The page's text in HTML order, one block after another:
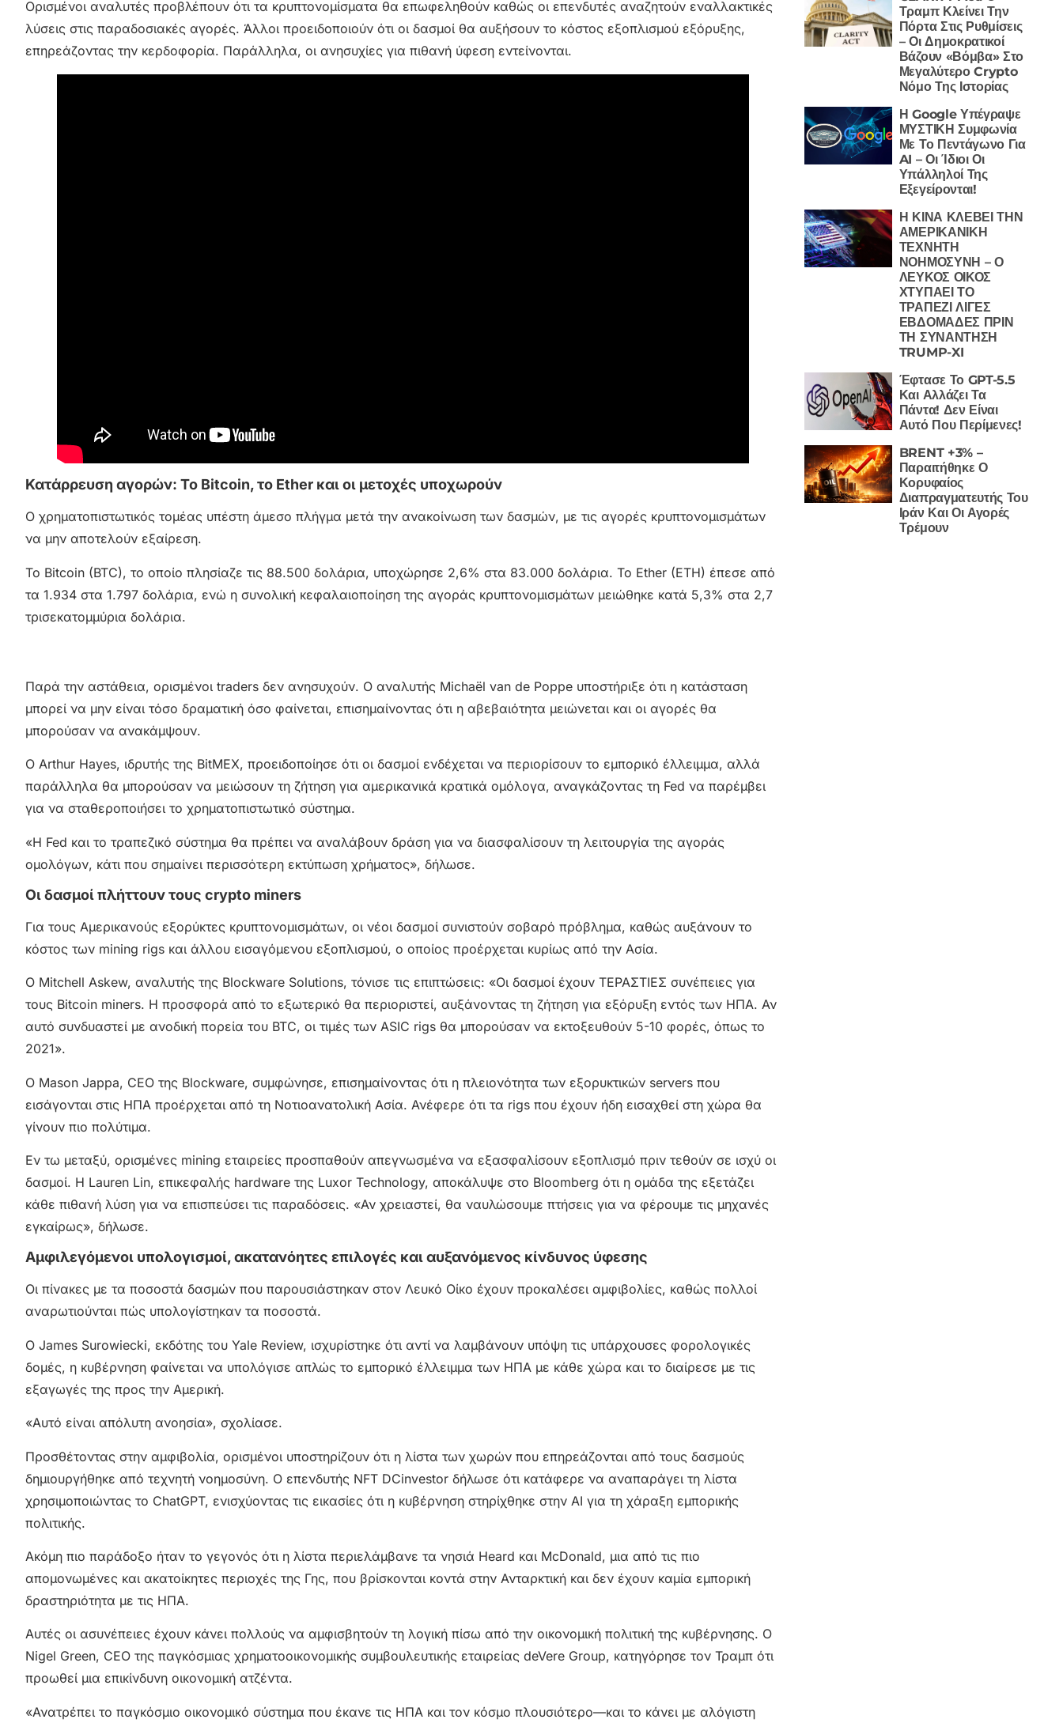
Ορισμένοι αναλυτές προβλέπουν ότι τα κρυπτονομίσματα θα επωφεληθούν καθώς οι επενδυτές αναζητούν εναλλακτικές
λύσεις στις παραδοσιακές αγορές. Άλλοι προειδοποιούν ότι οι δασμοί θα αυξήσουν το κόστος εξοπλισμού εξόρυξης,
επηρεάζοντας την κερδοφορία. Παράλληλα, οι ανησυχίες για πιθανή ύφεση εντείνονται.
Κατάρρευση αγορών: Το Bitcoin, το Ether και οι μετοχές υποχωρούν
Ο χρηματοπιστωτικός τομέας υπέστη άμεσο πλήγμα μετά την ανακοίνωση των δασμών, με τις αγορές κρυπτονομισμάτων
να μην αποτελούν εξαίρεση.
Το Bitcoin (BTC), το οποίο πλησίαζε τις 88.500 δολάρια, υποχώρησε 2,6% στα 83.000 δολάρια. Το Ether (ETH) έπεσε από
τα 1.934 στα 1.797 δολάρια, ενώ η συνολική κεφαλαιοποίηση της αγοράς κρυπτονομισμάτων μειώθηκε κατά 5,3% στα 2,7
τρισεκατομμύρια δολάρια.
Παρά την αστάθεια, ορισμένοι traders δεν ανησυχούν. Ο αναλυτής Michaël van de Poppe υποστήριξε ότι η κατάσταση
μπορεί να μην είναι τόσο δραματική όσο φαίνεται, επισημαίνοντας ότι η αβεβαιότητα μειώνεται και οι αγορές θα
μπορούσαν να ανακάμψουν.
Ο Arthur Hayes, ιδρυτής της BitMEX, προειδοποίησε ότι οι δασμοί ενδέχεται να περιορίσουν το εμπορικό έλλειμμα, αλλά
παράλληλα θα μπορούσαν να μειώσουν τη ζήτηση για αμερικανικά κρατικά ομόλογα, αναγκάζοντας τη Fed να παρέμβει
για να σταθεροποιήσει το χρηματοπιστωτικό σύστημα.
«Η Fed και το τραπεζικό σύστημα θα πρέπει να αναλάβουν δράση για να διασφαλίσουν τη λειτουργία της αγοράς
ομολόγων, κάτι που σημαίνει περισσότερη εκτύπωση χρήματος», δήλωσε.
Οι δασμοί πλήττουν τους crypto miners
Για τους Αμερικανούς εξορύκτες κρυπτονομισμάτων, οι νέοι δασμοί συνιστούν σοβαρό πρόβλημα, καθώς αυξάνουν το
κόστος των mining rigs και άλλου εισαγόμενου εξοπλισμού, ο οποίος προέρχεται κυρίως από την Ασία.
Ο Mitchell Askew, αναλυτής της Blockware Solutions, τόνισε τις επιπτώσεις: «Οι δασμοί έχουν ΤΕΡΑΣΤΙΕΣ συνέπειες για
τους Bitcoin miners. Η προσφορά από το εξωτερικό θα περιοριστεί, αυξάνοντας τη ζήτηση για εξόρυξη εντός των ΗΠΑ. Αν
αυτό συνδυαστεί με ανοδική πορεία του BTC, οι τιμές των ASIC rigs θα μπορούσαν να εκτοξευθούν 5-10 φορές, όπως το
2021».
Ο Mason Jappa, CEO της Blockware, συμφώνησε, επισημαίνοντας ότι η πλειονότητα των εξορυκτικών servers που
εισάγονται στις ΗΠΑ προέρχεται από τη Νοτιοανατολική Ασία. Ανέφερε ότι τα rigs που έχουν ήδη εισαχθεί στη χώρα θα
γίνουν πιο πολύτιμα.
Εν τω μεταξύ, ορισμένες mining εταιρείες προσπαθούν απεγνωσμένα να εξασφαλίσουν εξοπλισμό πριν τεθούν σε ισχύ οι
δασμοί. Η Lauren Lin, επικεφαλής hardware της Luxor Technology, αποκάλυψε στο Bloomberg ότι η ομάδα της εξετάζει
κάθε πιθανή λύση για να επισπεύσει τις παραδόσεις. «Αν χρειαστεί, θα ναυλώσουμε πτήσεις για να φέρουμε τις μηχανές
εγκαίρως», δήλωσε.
Αμφιλεγόμενοι υπολογισμοί, ακατανόητες επιλογές και αυξανόμενος κίνδυνος ύφεσης
Οι πίνακες με τα ποσοστά δασμών που παρουσιάστηκαν στον Λευκό Οίκο έχουν προκαλέσει αμφιβολίες, καθώς πολλοί
αναρωτιούνται πώς υπολογίστηκαν τα ποσοστά.
Ο James Surowiecki, εκδότης του Yale Review, ισχυρίστηκε ότι αντί να λαμβάνουν υπόψη τις υπάρχουσες φορολογικές
δομές, η κυβέρνηση φαίνεται να υπολόγισε απλώς το εμπορικό έλλειμμα των ΗΠΑ με κάθε χώρα και το διαίρεσε με τις
εξαγωγές της προς την Αμερική.
«Αυτό είναι απόλυτη ανοησία», σχολίασε.
Προσθέτοντας στην αμφιβολία, ορισμένοι υποστηρίζουν ότι η λίστα των χωρών που επηρεάζονται από τους δασμούς
δημιουργήθηκε από τεχνητή νοημοσύνη. Ο επενδυτής NFT DCinvestor δήλωσε ότι κατάφερε να αναπαράγει τη λίστα
χρησιμοποιώντας το ChatGPT, ενισχύοντας τις εικασίες ότι η κυβέρνηση στηρίχθηκε στην AI για τη χάραξη εμπορικής
πολιτικής.
Ακόμη πιο παράδοξο ήταν το γεγονός ότι η λίστα περιελάμβανε τα νησιά Heard και McDonald, μια από τις πιο
απομονωμένες και ακατοίκητες περιοχές της Γης, που βρίσκονται κοντά στην Ανταρκτική και δεν έχουν καμία εμπορική
δραστηριότητα με τις ΗΠΑ.
Αυτές οι ασυνέπειες έχουν κάνει πολλούς να αμφισβητούν τη λογική πίσω από την οικονομική πολιτική της κυβέρνησης. Ο
Nigel Green, CEO της παγκόσμιας χρηματοοικονομικής συμβουλευτικής εταιρείας deVere Group, κατηγόρησε τον Τραμπ ότι
προωθεί μια επικίνδυνη οικονομική ατζέντα.
«Ανατρέπει το παγκόσμιο οικονομικό σύστημα που έκανε τις ΗΠΑ και τον κόσμο πλουσιότερο—και το κάνει με αλόγιστη
Τραμπ Κλείνει Την
Πόρτα Στις Ρυθμίσεις
– Οι Δημοκρατικοί
Βάζουν «Βόμβα» Στο
Μεγαλύτερο Crypto
Νόμο Της Ιστορίας
Η Google Υπέγραψε
ΜΥΣΤΙΚΗ Συμφωνία
Με Το Πεντάγωνο Για
AI – Οι Ίδιοι Οι
Υπάλληλοί Της
Εξεγείρονται!
Η ΚΙΝΑ ΚΛΕΒΕΙ ΤΗΝ
ΑΜΕΡΙΚΑΝΙΚΗ
ΤΕΧΝΗΤΗ
ΝΟΗΜΟΣΥΝΗ – Ο
ΛΕΥΚΟΣ ΟΙΚΟΣ
ΧΤΥΠΑΕΙ ΤΟ
ΤΡΑΠΕΖΙ ΛΙΓΕΣ
ΕΒΔΟΜΑΔΕΣ ΠΡΙΝ
ΤΗ ΣΥΝΑΝΤΗΣΗ
TRUMP-XI
Έφτασε Το GPT-5.5
Και Αλλάζει Τα
Πάντα! Δεν Είναι
Αυτό Που Περίμενες!
BRENT +3% –
Παραιτήθηκε Ο
Κορυφαίος
Διαπραγματευτής Του
Ιράν Και Οι Αγορές
Τρέμουν